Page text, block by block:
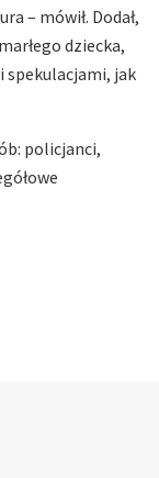
– mówił. Dodał,
dziecka,
spekulacjami, jak
policjanci,